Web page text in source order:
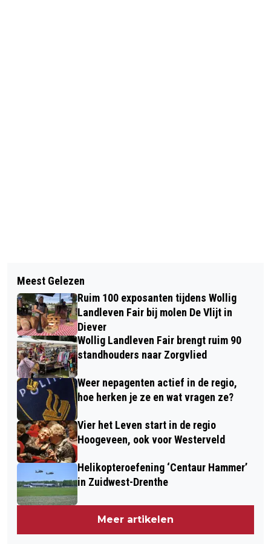
VERSNELLINGSHOEVE HOUDT
INFORMATIEDAG OVER
VERDUURZAMING
KERSTBOMENACTIE IN WESTERVELD
KRIJGT VERVOLG
Meest Gelezen
Ruim 100 exposanten tijdens Wollig
Landleven Fair bij molen De Vlijt in
Diever
Wollig Landleven Fair brengt ruim 90
standhouders naar Zorgvlied
Weer nepagenten actief in de regio,
hoe herken je ze en wat vragen ze?
Vier het Leven start in de regio
Hoogeveen, ook voor Westerveld
Helikopteroefening ‘Centaur Hammer’
in Zuidwest-Drenthe
Meer artikelen